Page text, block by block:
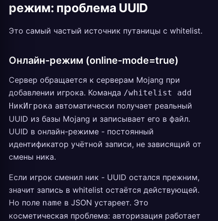
режим: проблема UUID
Это самый частый источник путаницы с whitelist.
Онлайн-режим (online-mode=true)
Сервер обращается к серверам Mojang при
добавлении игрока. Команда /whitelist add
НикИгрока автоматически получает реальный
UUID из базы Mojang и записывает его в файл.
UUID в онлайн-режиме - постоянный
идентификатор учётной записи, не зависящий от
смены ника.
Если игрок сменил ник - UUID остался прежним,
значит запись в whitelist остаётся действующей.
Но поле name в JSON устареет. Это
косметическая проблема: авторизация работает